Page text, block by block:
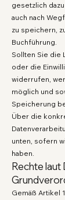
gesetzlich
auch nach
zu speichern,
Buchführung.
Sollten Sie die
oder die
widerrufen,
möglich und
Speicherung
Über die
unten, sofern
haben.
Rechte
Gemäß Artikel